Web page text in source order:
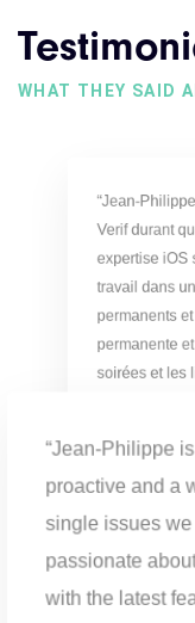
WHAT THEY SAID
“Jean-Philippe
proactive and a
single issues
passionate
with the latest
“Jean-
Verif durant
expertise iOS
travail dans
permanents
permanente
soirées et les
une
recommande
techniques
Guillaume